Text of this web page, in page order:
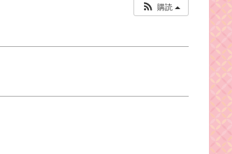
購読